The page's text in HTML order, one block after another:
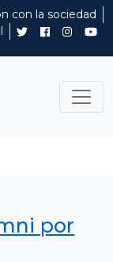
con la sociedad
por